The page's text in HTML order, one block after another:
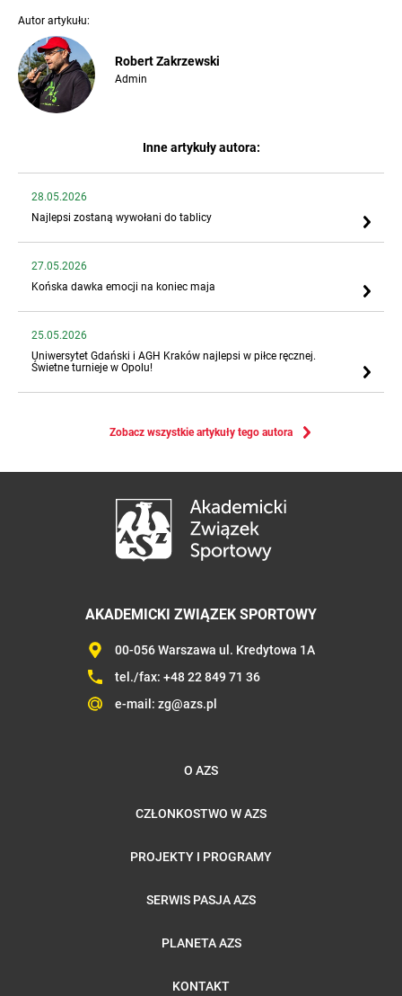
Autor artykułu:
Robert Zakrzewski
Admin
Inne artykuły autora:
28.05.2026
Najlepsi zostaną wywołani do tablicy
27.05.2026
Końska dawka emocji na koniec maja
25.05.2026
Uniwersytet Gdański i AGH Kraków najlepsi w piłce ręcznej.
Świetne turnieje w Opolu!
Zobacz wszystkie artykuły tego autora
AKADEMICKI ZWIĄZEK SPORTOWY
00-056 Warszawa ul. Kredytowa 1A
tel./fax: +48 22 849 71 36
e-mail: zg@azs.pl
O AZS
CZŁONKOSTWO W AZS
PROJEKTY I PROGRAMY
SERWIS PASJA AZS
PLANETA AZS
KONTAKT